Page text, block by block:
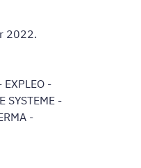
2022.
EXPLEO -
SYSTEME -
-